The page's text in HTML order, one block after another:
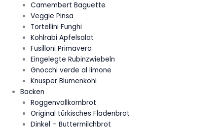
Camembert Baguette
Veggie Pinsa
Tortellini Funghi
Kohlrabi Apfelsalat
Fusilloni Primavera
Eingelegte Rubinzwiebeln
Gnocchi verde al limone
Knusper Blumenkohl
Backen
Roggenvollkornbrot
Original türkisches Fladenbrot
Dinkel – Buttermilchbrot